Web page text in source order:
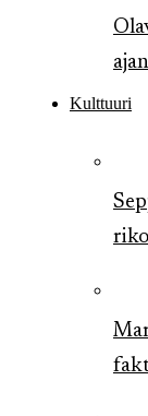
Kulttuuri